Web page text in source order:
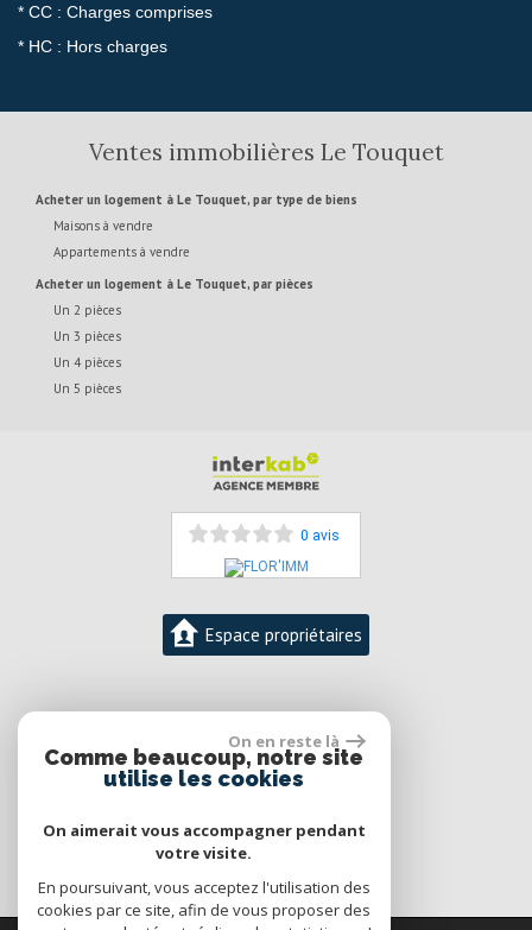
* CC : Charges comprises
* HC : Hors charges
Ventes immobilières Le Touquet
Acheter un logement à Le Touquet, par type de biens
Maisons à vendre
Appartements à vendre
Acheter un logement à Le Touquet, par pièces
Un 2 pièces
Un 3 pièces
Un 4 pièces
Un 5 pièces
0 avis
Espace propriétaires
Florence DESMIDT-DUFOUR
contact@florimm.com
On en reste là
Comme beaucoup, notre site
utilise les cookies
On aimerait vous accompagner pendant
votre visite.
En poursuivant, vous acceptez l'utilisation des
cookies par ce site, afin de vous proposer des